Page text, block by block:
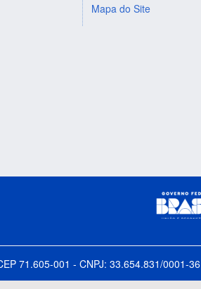
Mapa do Site
71.605-001 - CNPJ: 33.654.831/0001-36